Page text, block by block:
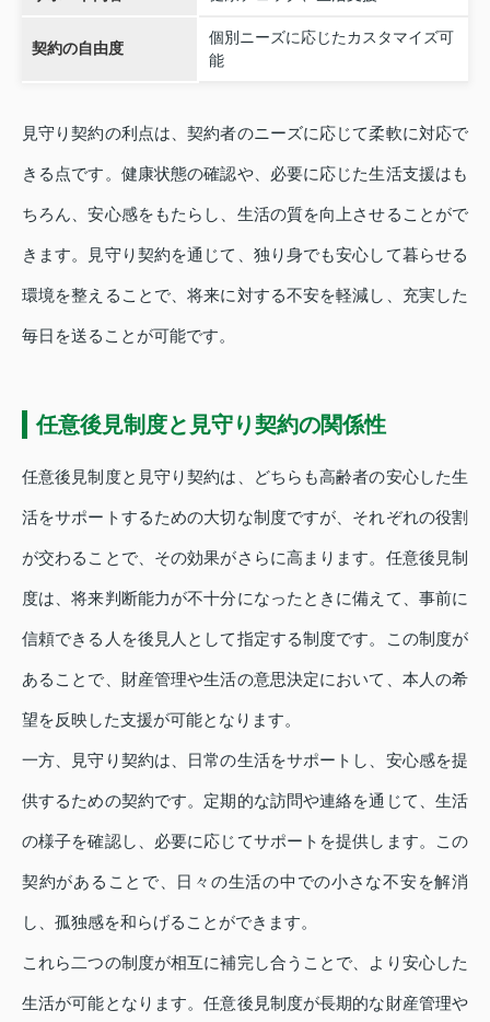
契約の自由度
個別ニーズに応じたカスタマイズ可
能
見守り契約の利点は、契約者のニーズに応じて柔軟に対応で
きる点です。健康状態の確認や、必要に応じた生活支援はも
ちろん、安心感をもたらし、生活の質を向上させることがで
きます。見守り契約を通じて、独り身でも安心して暮らせる
環境を整えることで、将来に対する不安を軽減し、充実した
毎日を送ることが可能です。
任意後見制度と見守り契約の関係性
任意後見制度と見守り契約は、どちらも高齢者の安心した生
活をサポートするための大切な制度ですが、それぞれの役割
が交わることで、その効果がさらに高まります。任意後見制
度は、将来判断能力が不十分になったときに備えて、事前に
信頼できる人を後見人として指定する制度です。この制度が
あることで、財産管理や生活の意思決定において、本人の希
望を反映した支援が可能となります。
一方、見守り契約は、日常の生活をサポートし、安心感を提
供するための契約です。定期的な訪問や連絡を通じて、生活
の様子を確認し、必要に応じてサポートを提供します。この
契約があることで、日々の生活の中での小さな不安を解消
し、孤独感を和らげることができます。
これら二つの制度が相互に補完し合うことで、より安心した
生活が可能となります。任意後見制度が長期的な財産管理や